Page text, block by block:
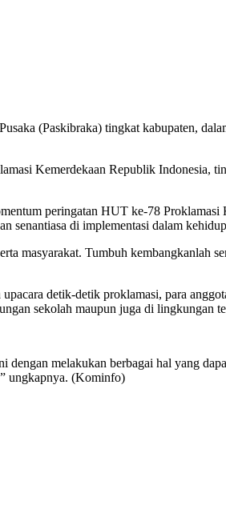
(Paskibraka) tingkat kabupaten,
Kemerdekaan Republik Indonesia,
peringatan HUT ke-78
senantiasa di implementasi dalam
masyarakat. Tumbuh kembangkanlah
detik-detik proklamasi, para
sekolah maupun juga di lingkungan
dengan melakukan berbagai hal yang
ungkapnya. (Kominfo)